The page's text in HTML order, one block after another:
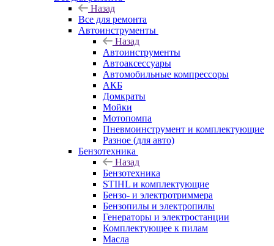
Назад
Все для ремонта
Автоинструменты
Назад
Автоинструменты
Автоаксессуары
Автомобильные компрессоры
АКБ
Домкраты
Мойки
Мотопомпа
Пневмоинструмент и комплектующие
Разное (для авто)
Бензотехника
Назад
Бензотехника
STIHL и комплектующие
Бензо- и электротриммера
Бензопилы и электропилы
Генераторы и электростанции
Комплектующее к пилам
Масла